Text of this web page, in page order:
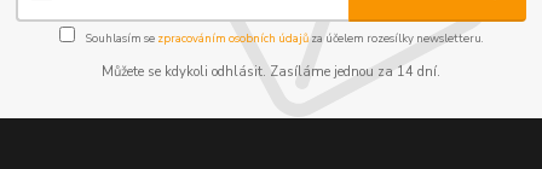
Souhlasím se zpracováním osobních údajůza účelem rozesílky newsletteru.
Můžete se kdykoli odhlásit. Zasíláme jednou za 14 dní.